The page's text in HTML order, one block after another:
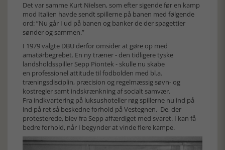
Det var samme Kurt Nielsen, som efter sigende før en kamp
mod Italien havde sendt spillerne på banen med følgende
ord: ”Nu går I ud på banen og banker de der spagettier
sønder og sammen.”
I 1979 valgte DBU derfor omsider at gøre op med
amatørbegrebet. En ny træner - den tidligere tyske
landsholdsspiller Sepp Piontek - skulle nu skabe
en professionel attitude til fodbolden med bl.a.
træningsdisciplin, præcision og regelmæssig søvn- og
kostregler samt indskrænkning af socialt samvær.
Fra indkvartering på luksushoteller røg spillerne nu ind på
ind på ret så beskedne forhold på Vestegnen. De, der
protesterede, blev fra Sepp affærdiget med svaret. I kan få
bedre forhold, når I begynder at vinde flere kampe.